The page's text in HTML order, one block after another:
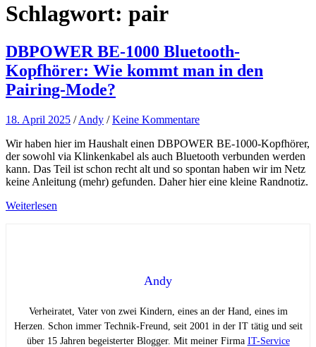
Schlagwort: pair
DBPOWER BE-1000 Bluetooth-
Kopfhörer: Wie kommt man in den
Pairing-Mode?
18. April 2025 /Andy /Keine Kommentare
Wir haben hier im Haushalt einen DBPOWER BE-1000-Kopfhörer,
der sowohl via Klinkenkabel als auch Bluetooth verbunden werden
kann. Das Teil ist schon recht alt und so spontan haben wir im Netz
keine Anleitung (mehr) gefunden. Daher hier eine kleine Randnotiz.
Weiterlesen
Andy
Verheiratet, Vater von zwei Kindern, eines an der Hand, eines im
Herzen. Schon immer Technik-Freund, seit 2001 in der IT tätig und seit
über 15 Jahren begeisterter Blogger. Mit meiner Firma IT-Service